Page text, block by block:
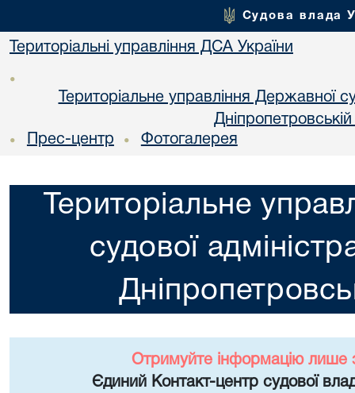
Судова влада
Територіальні управління ДСА України
•
Територіальне управління Державної
• Прес-центр • Фотогалерея
Територіальне
судової
Отримуйте інформацію лише
Єдиний Контакт-центр судової